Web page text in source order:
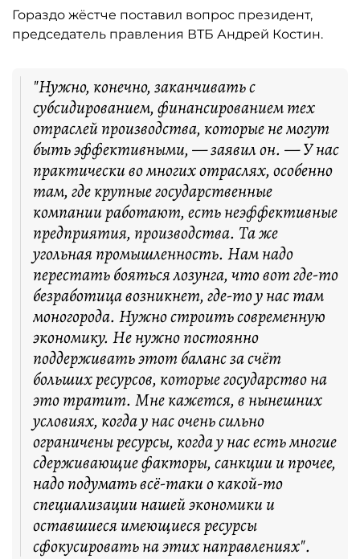
Гораздо жёстче поставил вопрос президент,
председатель правления ВТБ Андрей Костин.
"Нужно, конечно, заканчивать с
субсидированием, финансированием тех
отраслей производства, которые не могут
быть эффективными, — заявил он. — У нас
практически во многих отраслях, особенно
там, где крупные государственные
компании работают, есть неэффективные
предприятия, производства. Та же
угольная промышленность. Нам надо
перестать бояться лозунга, что вот где-то
безработица возникнет, где-то у нас там
моногорода. Нужно строить современную
экономику. Не нужно постоянно
поддерживать этот баланс за счёт
больших ресурсов, которые государство на
это тратит. Мне кажется, в нынешних
условиях, когда у нас очень сильно
ограничены ресурсы, когда у нас есть многие
сдерживающие факторы, санкции и прочее,
надо подумать всё-таки о какой-то
специализации нашей экономики и
оставшиеся имеющиеся ресурсы
сфокусировать на этих направлениях".